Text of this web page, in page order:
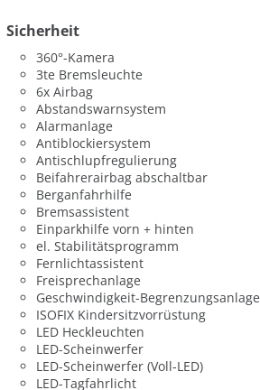
Sicherheit
360°-Kamera
3te Bremsleuchte
6x Airbag
Abstandswarnsystem
Alarmanlage
Antiblockiersystem
Antischlupfregulierung
Beifahrerairbag abschaltbar
Berganfahrhilfe
Bremsassistent
Einparkhilfe vorn + hinten
el. Stabilitätsprogramm
Fernlichtassistent
Freisprechanlage
Geschwindigkeit-Begrenzungsanlage
ISOFIX Kindersitzvorrüstung
LED Heckleuchten
LED-Scheinwerfer
LED-Scheinwerfer (Voll-LED)
LED-Tagfahrlicht